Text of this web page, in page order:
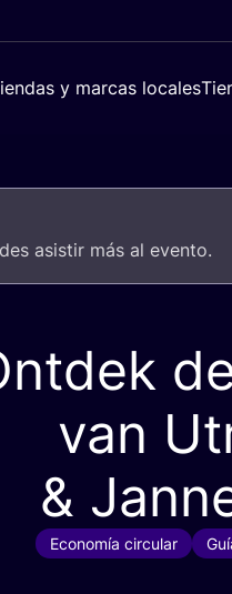
y marcas locales
asis­tir más al evento.
van
&
Economía circular